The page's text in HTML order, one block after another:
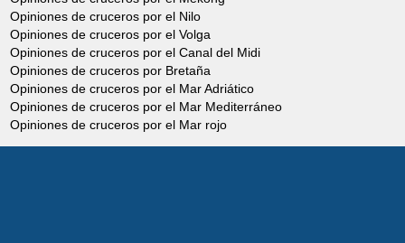
Opiniones de cruceros por el Nilo
Opiniones de cruceros por el Volga
Opiniones de cruceros por el Canal del Midi
Opiniones de cruceros por Bretaña
Opiniones de cruceros por el Mar Adriático
Opiniones de cruceros por el Mar Mediterráneo
Opiniones de cruceros por el Mar rojo